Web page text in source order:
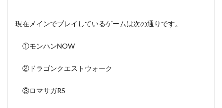
現在メインでプレイしているゲームは次の通りです。
①モンハンNOW
②ドラゴンクエストウォーク
③ロマサガRS